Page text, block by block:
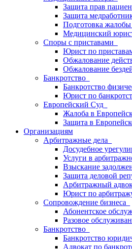
Защита прав
Защита
Подготовка жалобы
Медицинский
Споры с приставами
Юрист по
Обжалование
Обжалование
Банкротство
Банкротство
Юрист по
Европейский Суд
Жалоба в
Защита в
Организациям
Арбитражные дела
Досудебное
Услуги в
Взыскание
Защита деловой
Арбитражный
Юрист по
Сопровождение бизнеса
Абонентское
Разовое
Банкротство
Банкротство
Адвокат по